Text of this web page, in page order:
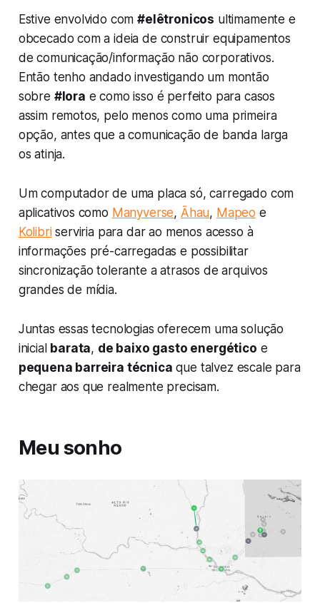
Estive envolvido com#elêtronicos ultimamente e
obcecado com a ideia de construir equipamentos
de comunicação/informação não corporativos.
Então tenho andado investigando um montão
sobre #lora e como isso é perfeito para casos
assim remotos, pelo menos como uma primeira
opção, antes que a comunicação de banda larga
os atinja.
Um computador de uma placa só, carregado com
aplicativos como Manyverse, Āhau, Mapeo e
Kolibriserviria para dar ao menos acesso à
informações pré-carregadas e possibilitar
sincronização tolerante a atrasos de arquivos
grandes de mídia.
Juntas essas tecnologias oferecem uma solução
inicial barata, de baixo gasto energético e
pequena barreira técnica que talvez escale para
chegar aos que realmente precisam.
Meu sonho